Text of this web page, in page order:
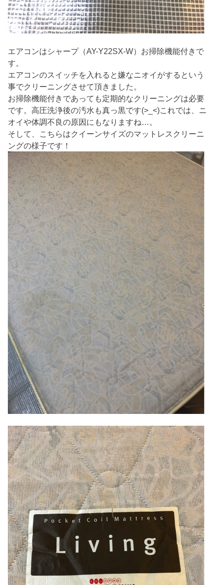
エアコンはシャープ（AY-Y22SX-W）お掃除機能付きで
す。
エアコンのスイッチを入れると嫌なニオイがするという
事でクリーニングさせて頂きました。
お掃除機能付きであっても定期的なクリーニングは必要
です。高圧洗浄後の汚水も真っ黒です(>_<)これでは、ニ
オイや体調不良の原因にもなりますね…。
そして、こちらはクイーンサイズのマットレスクリーニ
ングの様子です！